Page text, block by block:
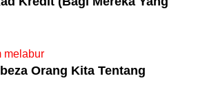
Orang Kita Tentang